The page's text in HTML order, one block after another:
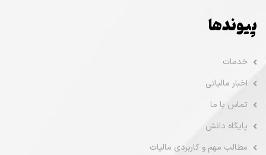
پیوندها
خدمات
اخبار مالیاتی
تماس با ما
پایگاه دانش
مطالب مهم و کاربردی مالیات